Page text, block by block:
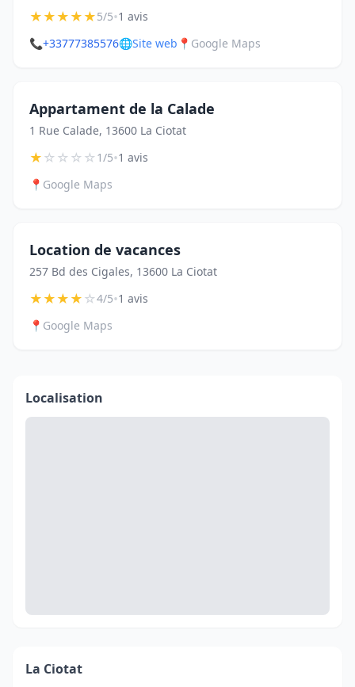
★★★★★5/5•1 avis
📞+33777385576🌐Site web 📍 Google Maps
Appartament de la Calade
1 Rue Calade, 13600 La Ciotat
★☆☆☆☆1/5•1 avis
📍 Google Maps
Location de vacances
257 Bd des Cigales, 13600 La Ciotat
★★★★☆4/5•1 avis
📍 Google Maps
Localisation
La Ciotat